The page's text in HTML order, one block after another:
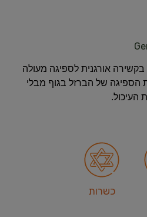
בקשירה אורגנית לספיגה מעולה
הספיגה של הברזל בגוף מבלי
העיכול.
כשרות